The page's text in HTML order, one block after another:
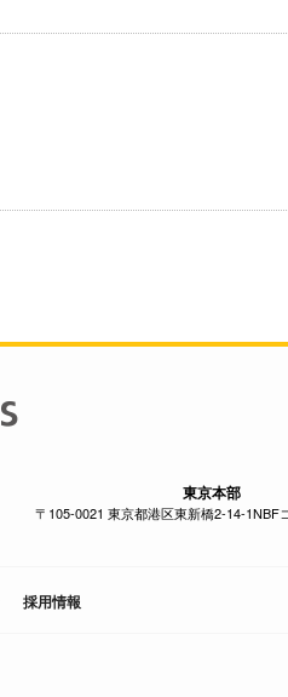
東京本部
〒105-0021 東京都港区東新橋2-14-1NBF
採用情報